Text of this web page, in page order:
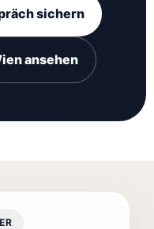
sichern
ansehen